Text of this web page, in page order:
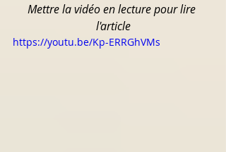
Mettre la vidéo en lecture pour lire
l'article
https://youtu.be/Kp-ERRGhVMs